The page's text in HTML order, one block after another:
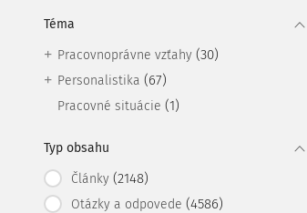
Téma
Pracovnoprávne vzťahy (30)
Personalistika (67)
Pracovné situácie (1)
Typ obsahu
Články (2148)
Otázky a odpovede (4586)